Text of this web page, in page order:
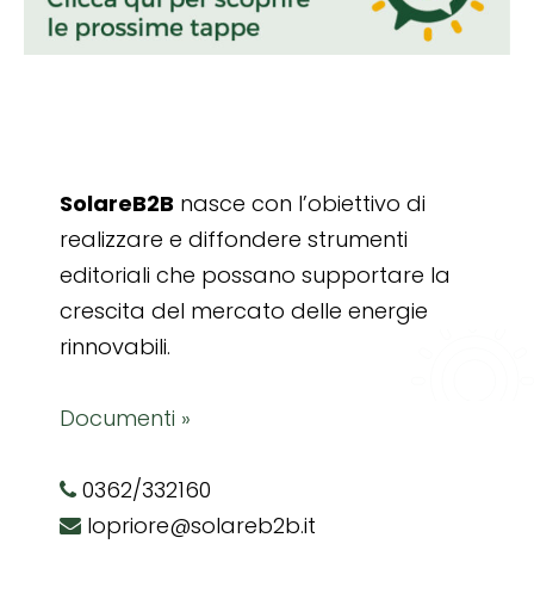
SolareB2B nasce con l’obiettivo di
realizzare e diffondere strumenti
editoriali che possano supportare la
crescita del mercato delle energie
rinnovabili.
Documenti »
0362/332160
lopriore@solareb2b.it